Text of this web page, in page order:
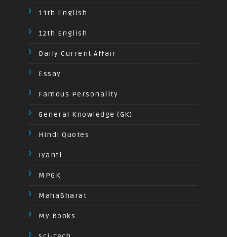
11th English
12th English
Daily Current Affair
Essay
Famous Personality
General Knowledge (GK)
Hindi Quotes
Jyanti
MPGK
MahaBharat
My Books